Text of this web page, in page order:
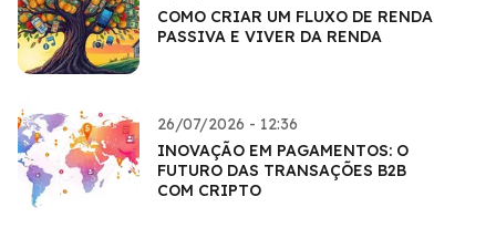
COMO CRIAR UM FLUXO DE RENDA
PASSIVA E VIVER DA RENDA
26/07/2026 - 12:36
INOVAÇÃO EM PAGAMENTOS: O
FUTURO DAS TRANSAÇÕES B2B
COM CRIPTO